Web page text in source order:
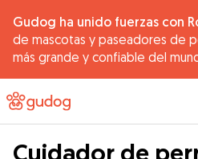
Gudog ha unido fuerzas con
de mascotas y paseadores de
más grande y confiable del